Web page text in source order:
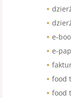
e-
e-
food
food